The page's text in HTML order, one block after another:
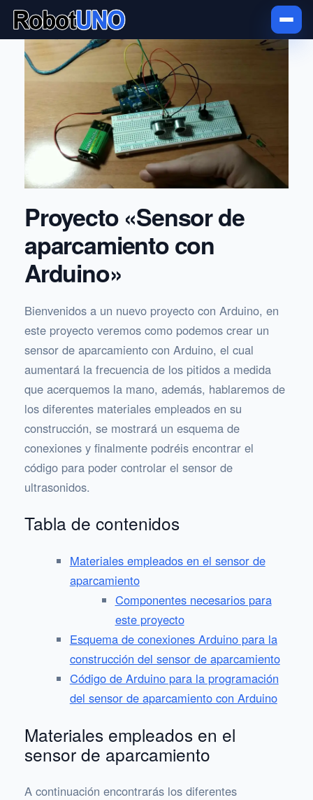
Proyecto «Sensor de
aparcamiento con
Arduino»
Bienvenidos a un nuevo proyecto con Arduino, en
este proyecto veremos como podemos crear un
sensor de aparcamiento con Arduino, el cual
aumentará la frecuencia de los pitidos a medida
que acerquemos la mano, además, hablaremos de
los diferentes materiales empleados en su
construcción, se mostrará un esquema de
conexiones y finalmente podréis encontrar el
código para poder controlar el sensor de
ultrasonidos.
Tabla de contenidos
Materiales empleados en el sensor de
aparcamiento
Componentes necesarios para
este proyecto
Esquema de conexiones Arduino para la
construcción del sensor de aparcamiento
Código de Arduino para la programación
del sensor de aparcamiento con Arduino
Materiales empleados en el
sensor de aparcamiento
A continuación encontrarás los diferentes